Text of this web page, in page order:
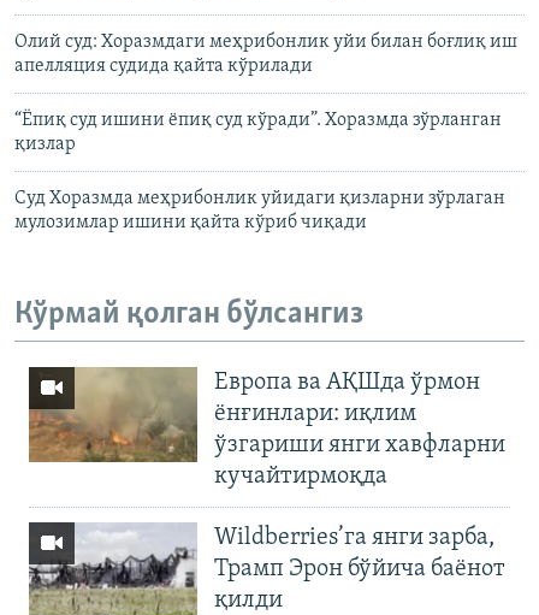
Олий суд: Хоразмдаги меҳрибонлик уйи билан боғлиқ иш
апелляция судида қайта кўрилади
“Ёпиқ суд ишини ёпиқ суд кўради”. Хоразмда зўрланган
қизлар
Суд Хоразмда меҳрибонлик уйидаги қизларни зўрлаган
мулозимлар ишини қайта кўриб чиқади
Кўрмай қолган бўлсангиз
Европа ва АҚШда ўрмон
ёнғинлари: иқлим
ўзгариши янги хавфларни
кучайтирмоқда
Wildberries’га янги зарба,
Трамп Эрон бўйича баёнот
қилди